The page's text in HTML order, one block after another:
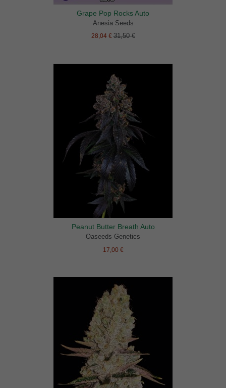
Grape Pop Rocks Auto
Anesia Seeds
28,04 €31,50 €
Peanut Butter Breath Auto
Oaseeds Genetics
17,00 €